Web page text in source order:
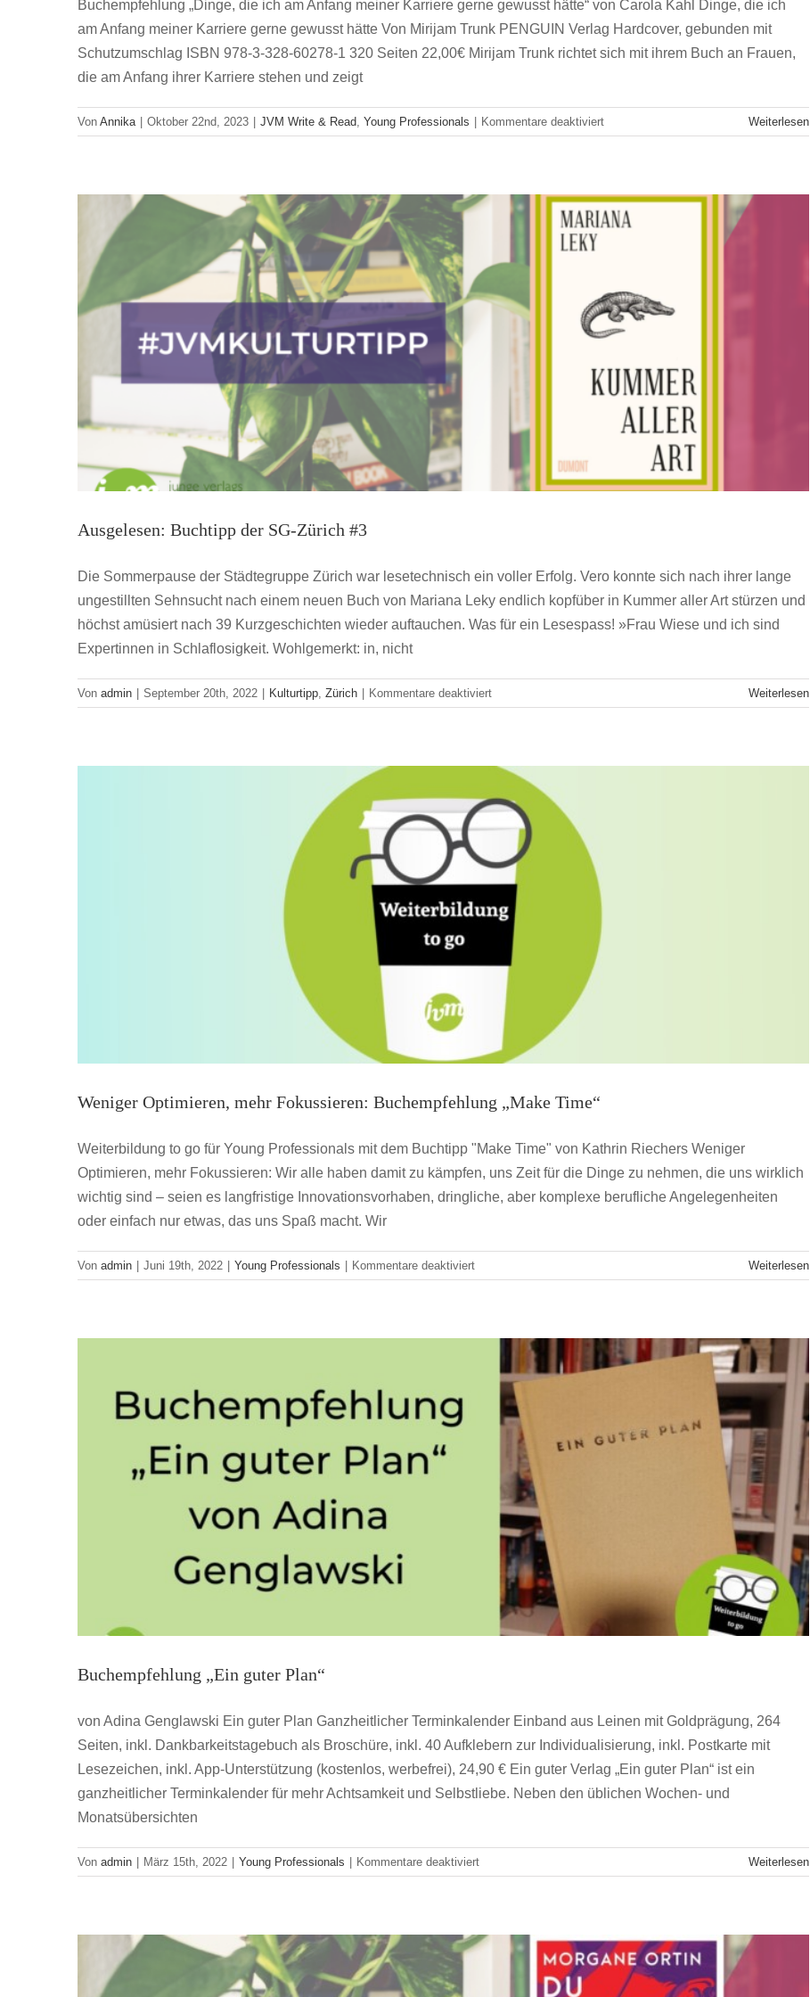
Buchempfehlung „Dinge, die ich am Anfang meiner Karriere gerne gewusst hätte“ von Carola Kahl Dinge, die ich
am Anfang meiner Karriere gerne gewusst hätte Von Mirijam Trunk PENGUIN Verlag Hardcover, gebunden mit
Schutzumschlag ISBN 978-3-328-60278-1 320 Seiten 22,00€ Mirijam Trunk richtet sich mit ihrem Buch an Frauen,
die am Anfang ihrer Karriere stehen und zeigt
Von Annika | Oktober 22nd, 2023 | JVM Write & Read Young Professionals | Kommentare deaktiviertfür
Wissen
Trunk,
Was
ich
meiner
Karriere
gerne
Weiterlesen
Ausgelesen: Buchtipp der SG-Zürich #3
Ausgelesen: Buchtipp der SG-Zürich #3
Die Sommerpause der Städtegruppe Zürich war lesetechnisch ein voller Erfolg. Vero konnte sich nach ihrer lange
ungestillten Sehnsucht nach einem neuen Buch von Mariana Leky endlich kopfüber in Kummer aller Art stürzen und
höchst amüsiert nach 39 Kurzgeschichten wieder auftauchen. Was für ein Lesespass! »Frau Wiese und ich sind
Expertinnen in Schlaflosigkeit. Wohlgemerkt: in, nicht
Von admin September 20th, 2022 Kulturtipp, Zürich Kommentare deaktiviertfür
Ausgelesen:
SG-
#3
Weiterlesen
Weniger Optimieren, mehr Fokussieren: Buchempfehlung „Make Time“
Young Professionals
Weniger Optimieren, mehr Fokussieren: Buchempfehlung „Make Time“
Weiterbildung to go für Young Professionals mit dem Buchtipp "Make Time" von Kathrin Riechers Weniger
Optimieren, mehr Fokussieren: Wir alle haben damit zu kämpfen, uns Zeit für die Dinge zu nehmen, die uns wirklich
wichtig sind – seien es langfristige Innovationsvorhaben, dringliche, aber komplexe berufliche Angelegenheiten
oder einfach nur etwas, das uns Spaß macht. Wir
Von admin Juni 19th, 2022 Young Professionals Kommentare deaktiviertfür
Weniger
Fokussieren:
Buchempfehlung
„Make
Time“
Weiterlesen
Buchempfehlung „Ein guter Plan“
Buchempfehlung „Ein guter Plan“
von Adina Genglawski Ein guter Plan Ganzheitlicher Terminkalender Einband aus Leinen mit Goldprägung, 264
Seiten, inkl. Dankbarkeitstagebuch als Broschüre, inkl. 40 Aufklebern zur Individualisierung, inkl. Postkarte mit
Lesezeichen, inkl. App-Unterstützung (kostenlos, werbefrei), 24,90 € Ein guter Verlag „Ein guter Plan“ ist ein
ganzheitlicher Terminkalender für mehr Achtsamkeit und Selbstliebe. Neben den üblichen Wochen- und
Monatsübersichten
Von admin März 15th, 2022 Young Professionals Kommentare deaktiviertfür
Buchempfehlung
Plan“
Weiterlesen
Ausgelesen: Buchtipp der SG-Zürich